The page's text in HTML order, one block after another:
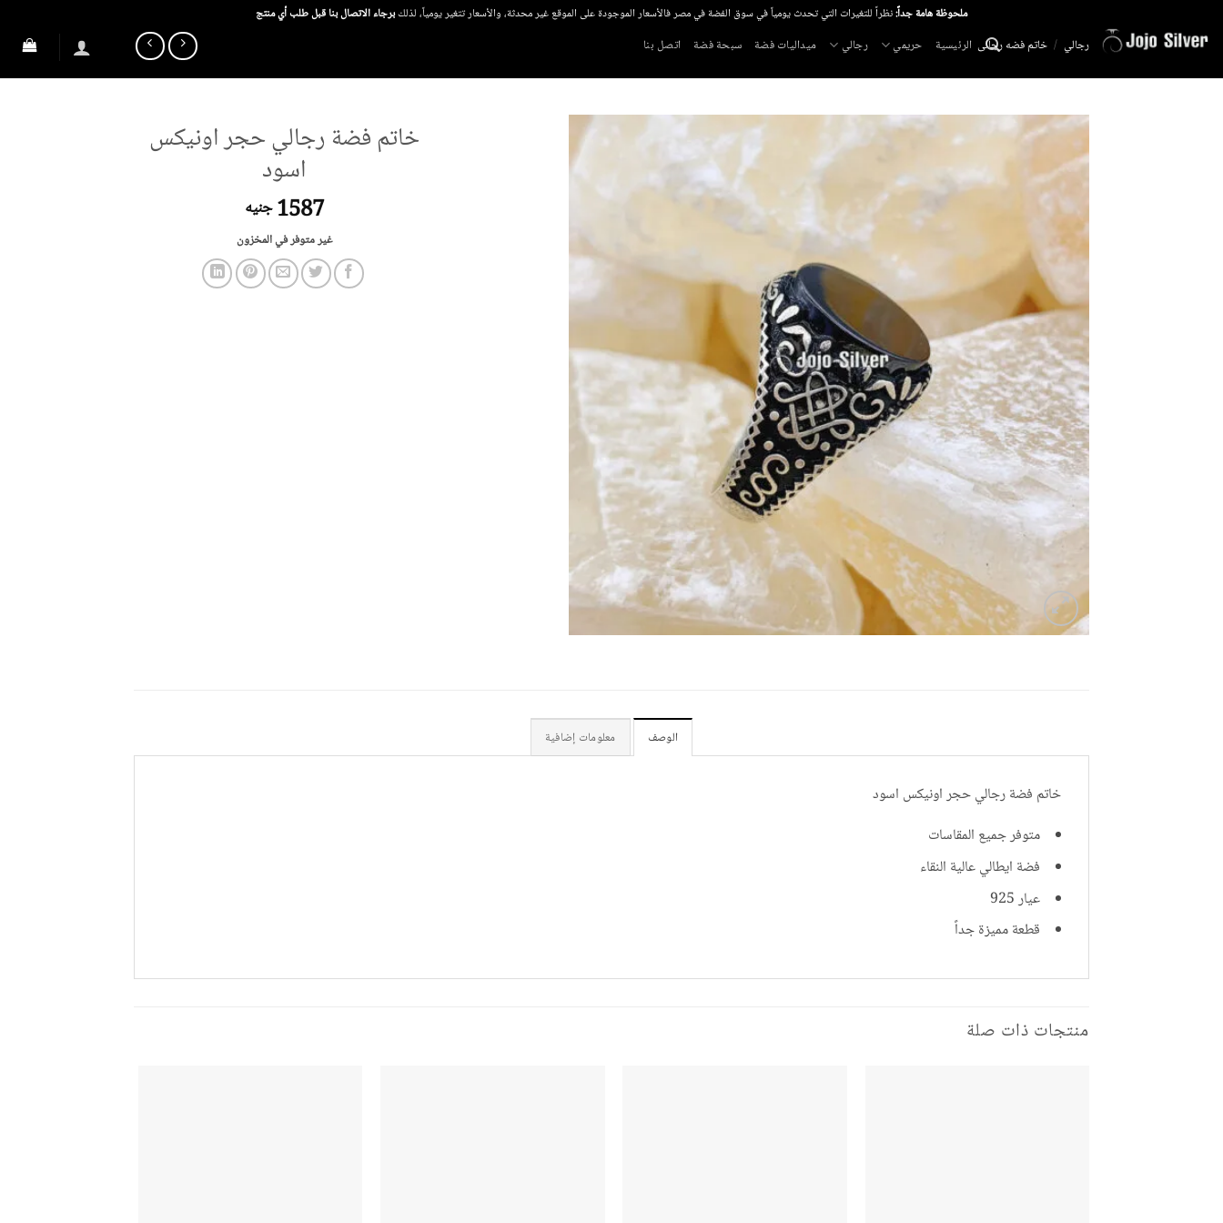
للمحتوى
ملحوظة هامة جداً:نظراً للتغيرات التي تحدث يومياً في سوق الفضة في مصر فالأسعار الموجودة على الموقع غير محدثة، والأسعار تتغير يومياً، لذلكبرجاء الاتصال بنا قبل طلب أي منتج
الرئيسية حريمي رجالي ميداليات فضة سبحة فضة اتصل بنا رجالي / خاتم فضه رجالى
خاتم فضة رجالي حجر اونيكس
اسود
1587 جنيه
غير متوفر في المخزون
الوصف معلومات إضافية
خاتم فضة رجالي حجر اونيكس اسود
متوفر جميع المقاسات
فضة ايطالي عالية النقاء
عيار 925
قطعة مميزة جداً
منتجات ذات صلة